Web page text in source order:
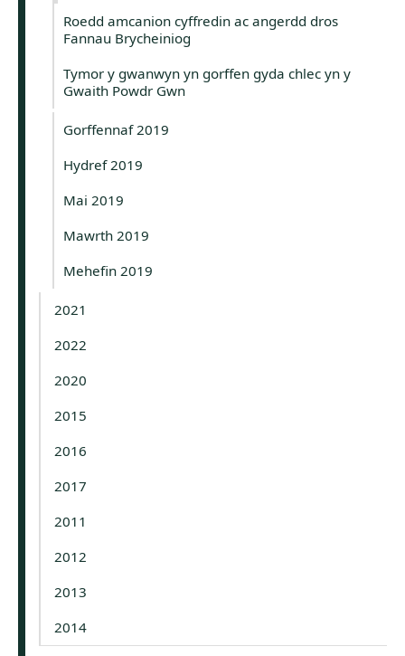
Roedd amcanion cyffredin ac angerdd dros
Fannau Brycheiniog
Tymor y gwanwyn yn gorffen gyda chlec yn y
Gwaith Powdr Gwn
Gorffennaf 2019
Hydref 2019
Mai 2019
Mawrth 2019
Mehefin 2019
2021
2022
2020
2015
2016
2017
2011
2012
2013
2014